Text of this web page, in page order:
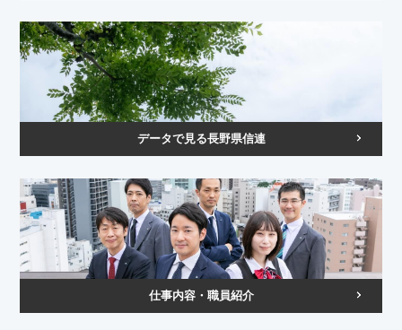
データで見る長野県信連
仕事内容・職員紹介